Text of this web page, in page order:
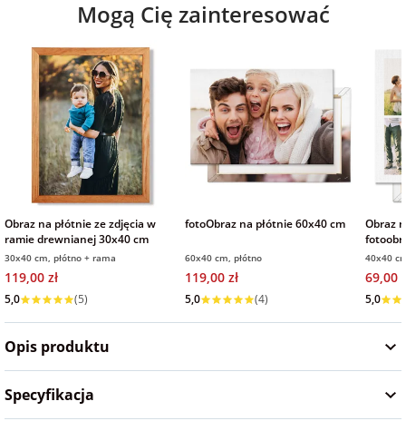
na Wielkanoc
na wieczór
panieński
na wieczór
kawalerski
Mogą Cię zainteresować
Obraz na płótnie ze zdjęcia w
ramie drewnianej 30x40 cm
30x40 cm, płótno + rama
119,00 zł
Wysyłka w 1 dzień
fotoObraz na płótnie 60x40 cm
60x40 cm, płótno
119,00 zł
Wysyłka w 1 dzień
Obraz
40x40
69,00
Opis produktu
Specyfikacja